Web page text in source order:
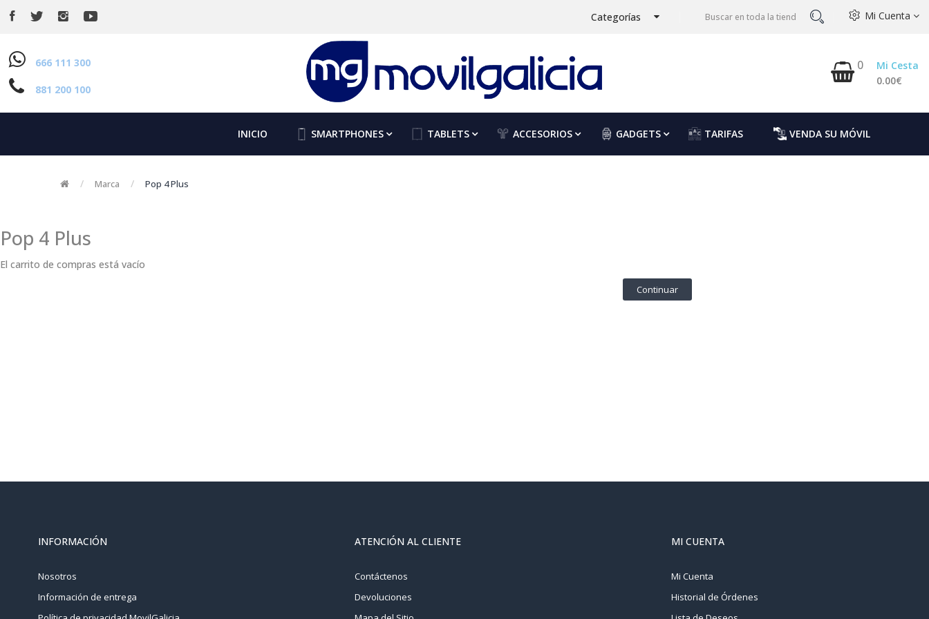
Categorías Mi Cuenta
666 111 300
881 200 100
0
Mi Cesta
0.00€
INICIO SMARTPHONES TABLETS ACCESORIOS GADGETS TARIFAS VENDA SU MÓVIL
Marca Pop 4 Plus
Pop 4 Plus
El carrito de compras está vacío
Continuar
INFORMACIÓN
Nosotros
Información de entrega
ATENCIÓN AL CLIENTE
Contáctenos
Devoluciones
MI CUENTA
Mi Cuenta
Historial de Órdenes